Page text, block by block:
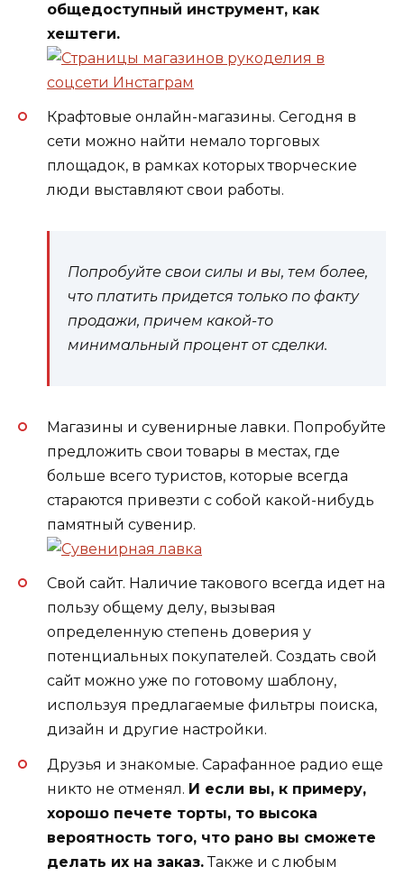
общедоступный инструмент, как
хештеги.
Крафтовые онлайн-магазины. Сегодня в
сети можно найти немало торговых
площадок, в рамках которых творческие
люди выставляют свои работы.
Попробуйте свои силы и вы, тем более,
что платить придется только по факту
продажи, причем какой-то
минимальный процент от сделки.
Магазины и сувенирные лавки. Попробуйте
предложить свои товары в местах, где
больше всего туристов, которые всегда
стараются привезти с собой какой-нибудь
памятный сувенир.
Свой сайт. Наличие такового всегда идет на
пользу общему делу, вызывая
определенную степень доверия у
потенциальных покупателей. Создать свой
сайт можно уже по готовому шаблону,
используя предлагаемые фильтры поиска,
дизайн и другие настройки.
Друзья и знакомые. Сарафанное радио еще
никто не отменял. И если вы, к примеру,
хорошо печете торты, то высока
вероятность того, что рано вы сможете
делать их на заказ.Также и с любым